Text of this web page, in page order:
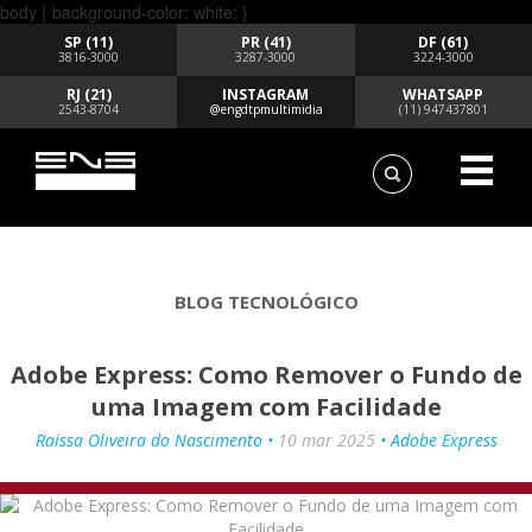
body { background-color: white; }
SP (11)
3816-3000
PR (41)
3287-3000
DF (61)
3224-3000
RJ (21)
2543-8704
INSTAGRAM
@engdtpmultimidia
WHATSAPP
(11) 947437801
BLOG TECNOLÓGICO
Adobe Express: Como Remover o Fundo de
uma Imagem com Facilidade
Raissa Oliveira do Nascimento • 10 mar 2025• Adobe Express